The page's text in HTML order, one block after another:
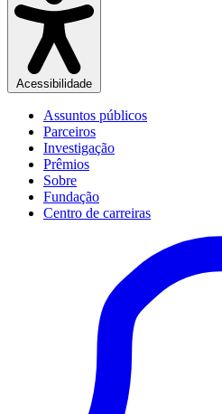
Acessibilidade
Assuntos públicos
Parceiros
Investigação
Prêmios
Sobre
Fundação
Centro de carreiras